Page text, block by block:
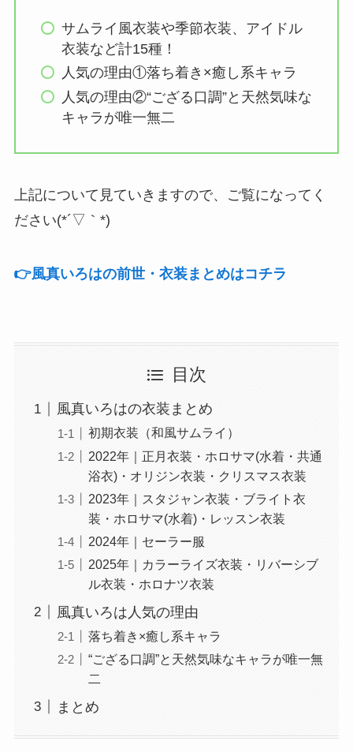
サムライ風衣装や季節衣装、アイドル
衣装など計15種！
人気の理由①落ち着き×癒し系キャラ
人気の理由②“ござる口調”と天然気味な
キャラが唯一無二
上記について見ていきますので、ご覧になってく
ださい(*´▽｀*)
👉️風真いろはの前世・衣装まとめはコチラ
目次
風真いろはの衣装まとめ
初期衣装（和風サムライ）
2022年｜正月衣装・ホロサマ(水着・共通
浴衣)・オリジン衣装・クリスマス衣装
2023年｜スタジャン衣装・ブライト衣
装・ホロサマ(水着)・レッスン衣装
2024年｜セーラー服
2025年｜カラーライズ衣装・リバーシブ
ル衣装・ホロナツ衣装
風真いろは人気の理由
落ち着き×癒し系キャラ
“ござる口調”と天然気味なキャラが唯一無
二
まとめ